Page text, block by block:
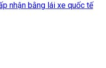
nhận bằng lái xe quốc tế